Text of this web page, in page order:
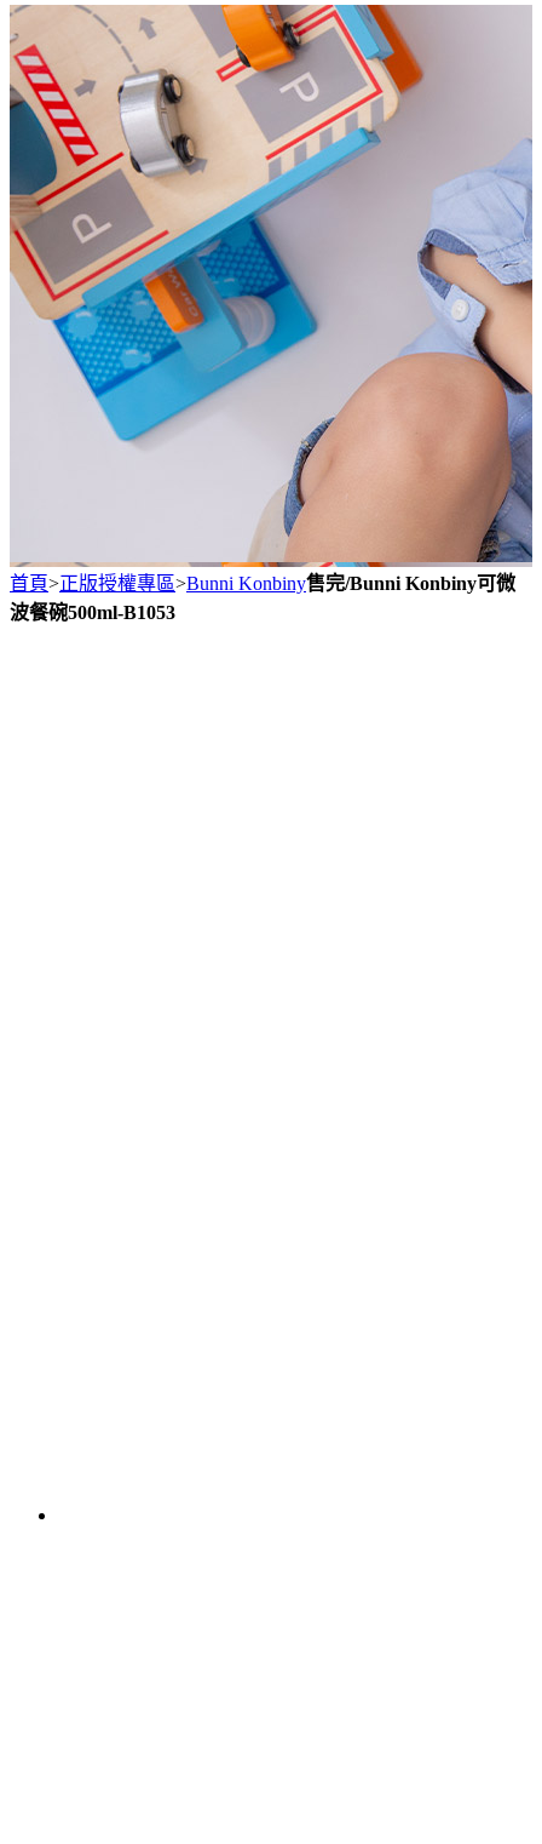
首頁>正版授權專區>Bunni Konbiny售完/Bunni Konbiny可微
波餐碗500ml-B1053